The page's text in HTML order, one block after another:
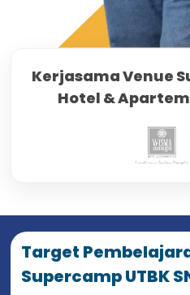
Kerjasama Venue
Hotel &
Target
Supercamp UTBK